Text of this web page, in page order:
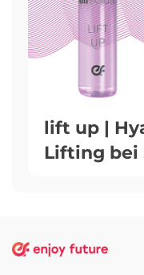
lift up |
Lifting bei